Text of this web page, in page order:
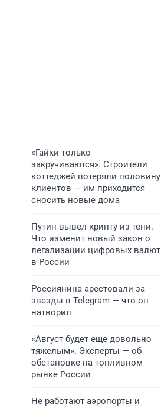
«Гайки только
закручиваются». Строители
коттеджей потеряли половину
клиентов — им приходится
сносить новые дома
Путин вывел крипту из тени.
Что изменит новый закон о
легализации цифровых валют
в России
Россиянина арестовали за
звезды в Telegram — что он
натворил
«Август будет еще довольно
тяжелым». Эксперты — об
обстановке на топливном
рынке России
Не работают аэропорты и